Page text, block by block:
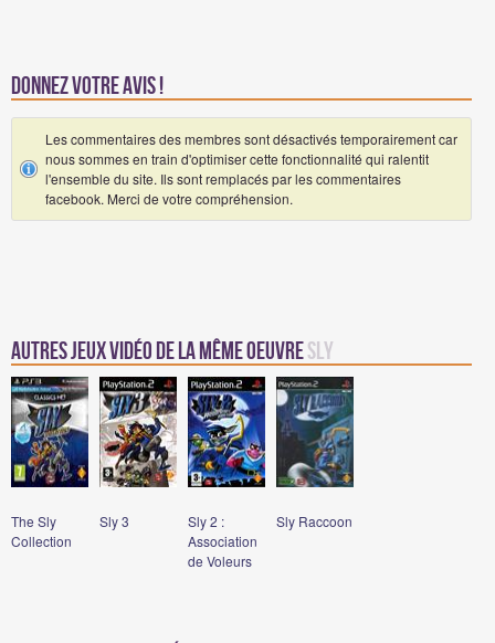
Donnez votre avis !
Les commentaires des membres sont désactivés temporairement car
nous sommes en train d'optimiser cette fonctionnalité qui ralentit
l'ensemble du site. Ils sont remplacés par les commentaires
facebook. Merci de votre compréhension.
Autres jeux vidéo de la même oeuvreSly
The Sly
Collection
Sly 3
Sly 2 :
Association
de Voleurs
Sly Raccoon